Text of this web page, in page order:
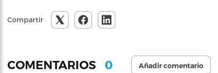
Compartir
COMENTARIOS 0 Añadir comentario